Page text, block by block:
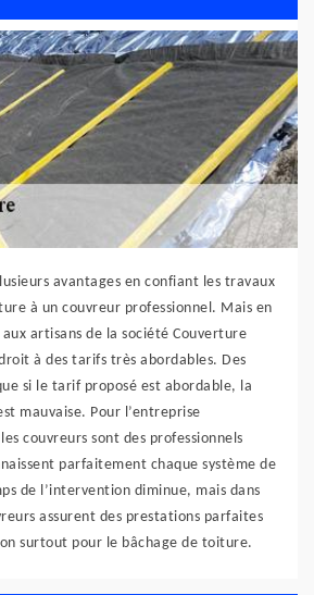
avantages en confiant les travaux
à un couvreur professionnel. Mais en
artisans de la société Couverture
à des tarifs très abordables. Des
si le tarif proposé est abordable, la
mauvaise. Pour l’entreprise
couvreurs sont des professionnels
parfaitement chaque système de
de l’intervention diminue, mais dans
assurent des prestations parfaites
surtout pour le bâchage de toiture.